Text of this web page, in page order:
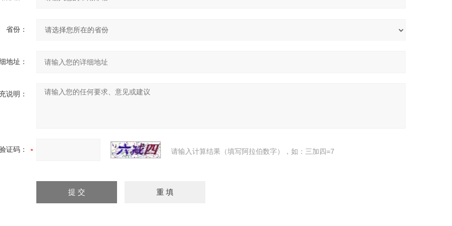
省份：
地址：
说明：
证码： 请输入计算结果（填写阿拉伯数字），如：三加四=7